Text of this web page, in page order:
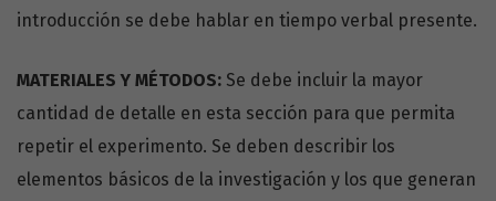
introducción se debe hablar en tiempo verbal presente.
MATERIALES Y MÉTODOS: Se debe incluir la mayor
cantidad de detalle en esta sección para que permita
repetir el experimento. Se deben describir los
elementos básicos de la investigación y los que generan